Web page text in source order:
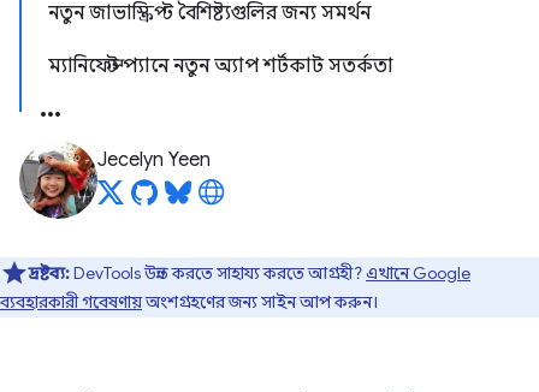
নতুন জাভাস্ক্রিপ্ট বৈশিষ্ট্যগুলির জন্য সমর্থন
ম্যানিফেস্ট প্যানে নতুন অ্যাপ শর্টকাট সতর্কতা
Jecelyn Yeen
দ্রষ্টব্য:DevTools উন্নত করতে সাহায্য করতে আগ্রহী?এখানে Google
ব্যবহারকারী গবেষণায়অংশগ্রহণের জন্য সাইন আপ করুন।